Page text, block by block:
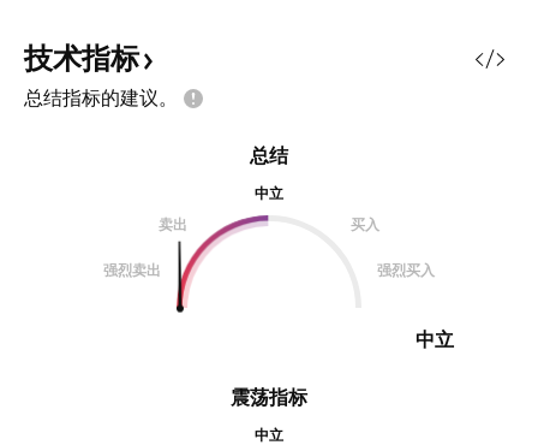
技术指标
总结指标的建议。
震荡指标
中立
总结
中立
卖出
买入
强烈卖出 强烈买入
中立